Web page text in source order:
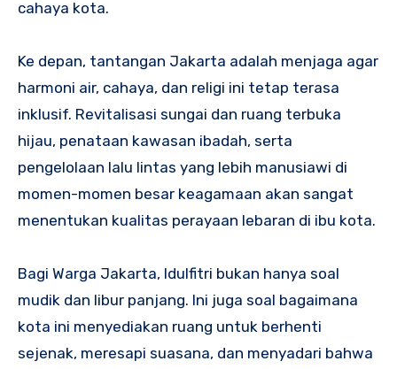
cahaya kota.
Ke depan, tantangan Jakarta adalah menjaga agar
harmoni air, cahaya, dan religi ini tetap terasa
inklusif. Revitalisasi sungai dan ruang terbuka
hijau, penataan kawasan ibadah, serta
pengelolaan lalu lintas yang lebih manusiawi di
momen-momen besar keagamaan akan sangat
menentukan kualitas perayaan lebaran di ibu kota.
Bagi Warga Jakarta, Idulfitri bukan hanya soal
mudik dan libur panjang. Ini juga soal bagaimana
kota ini menyediakan ruang untuk berhenti
sejenak, meresapi suasana, dan menyadari bahwa